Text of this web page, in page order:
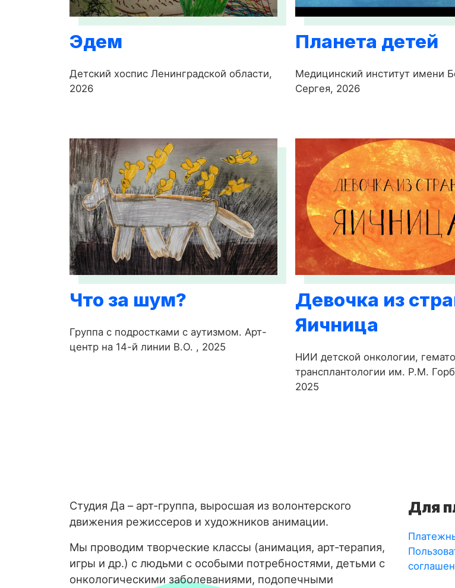
Эдем
Детский хоспис Ленинградской области,
2026
Планета детей
Медицинский институт имени
Сергея, 2026
Что за шум?
Группа с подростками с аутизмом. Арт-
центр на 14-й линии В.О. , 2025
Девочка из
Яичница
НИИ детской онкологии,
трансплантологии им. Р.М.
2025
Студия Да – арт-группа, выросшая из волонтерского
движения режиссеров и художников анимации.
Мы проводим творческие классы (анимация, арт-терапия,
игры и др.) с людьми с особыми потребностями, детьми с
онкологическими заболеваниями, подопечными
Для